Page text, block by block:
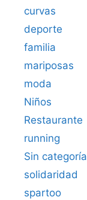
curvas
deporte
familia
mariposas
moda
Niños
Restaurante
running
Sin categoría
solidaridad
spartoo